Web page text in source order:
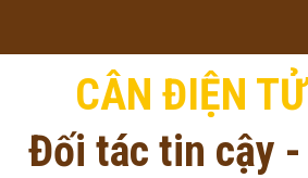
CÂN ĐIỆN
Đối tác tin cậy